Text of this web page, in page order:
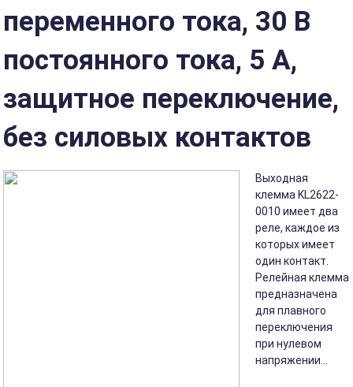
переменного тока, 30 В
постоянного тока, 5 А,
защитное переключение,
без силовых контактов
Выходная
клемма KL2622-
0010 имеет два
реле, каждое из
которых имеет
один контакт.
Релейная клемма
предназначена
для плавного
переключения
при нулевом
напряжении...